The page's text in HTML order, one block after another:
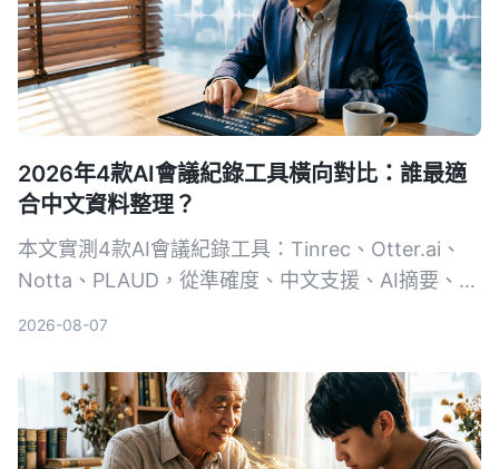
2026年4款AI會議紀錄工具橫向對比：誰最適
合中文資料整理？
本文實測4款AI會議紀錄工具：Tinrec、Otter.ai、
Notta、PLAUD，從準確度、中文支援、AI摘要、多
2026-08-07